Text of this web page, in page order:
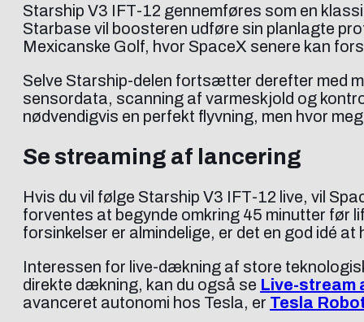
Starship V3 IFT-12 gennemføres som en
Starbase vil boosteren udføre sin planlagte
Mexicanske Golf, hvor SpaceX senere kan
Selve Starship-delen fortsætter derefter med
sensordata, scanning af varmeskjold og
nødvendigvis en perfekt flyvning, men hvor
Se streaming af lancering
Hvis du vil følge Starship V3 IFT-12 live, vil
forventes at begynde omkring 45 minutter før
forsinkelser er almindelige, er det en god idé
Interessen for live-dækning af store
direkte dækning, kan du også se Live-stream
avanceret autonomi hos Tesla, er Tesla